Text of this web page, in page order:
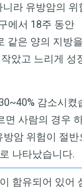
라 유방암의 위
에서 18주 동안
같은 양의 지방
았고 느리게 성
감소시켰
면 사람의 경우
암 위험이 절반
나타났습니다.
이 함유되어 있어
스레터를 무
연 건강 정보를 자유